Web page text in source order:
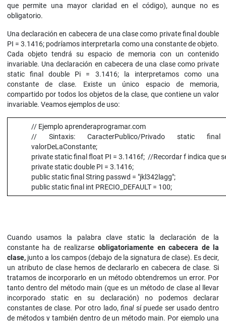
que permite una mayor claridad en el código), aunque no es
obligatorio.
Una declaración en cabecera de una clase como private final double
PI = 3.1416; podríamos interpretarla como una constante de objeto.
Cada objeto tendrá su espacio de memoria con un contenido
invariable. Una declaración en cabecera de una clase como private
static final double Pi = 3.1416; la interpretamos como una
constante de clase. Existe un único espacio de memoria,
compartido por todos los objetos de la clase, que contiene un valor
invariable. Veamos ejemplos de uso:
// Ejemplo aprenderaprogramar.com
// Sintaxis: CaracterPublico/Privado static final
valorDeLaConstante;
private static final float PI = 3.1416f; //Recordar f indica que
private static double PI = 3.1416;
public static final String passwd = "jkl342lagg";
public static final int PRECIO_DEFAULT = 100;
Cuando usamos la palabra clave static la declaración de la
constante ha de realizarse obligatoriamente en cabecera de la
clase,junto a los campos (debajo de la signatura de clase). Es decir,
un atributo de clase hemos de declararlo en cabecera de clase. Si
tratamos de incorporarlo en un método obtendremos un error. Por
tanto dentro del método main (que es un método de clase al llevar
incorporado static en su declaración) no podemos declarar
constantes de clase. Por otro lado,finalsí puede ser usado dentro
de métodos y también dentro de un método main. Por ejemplo una